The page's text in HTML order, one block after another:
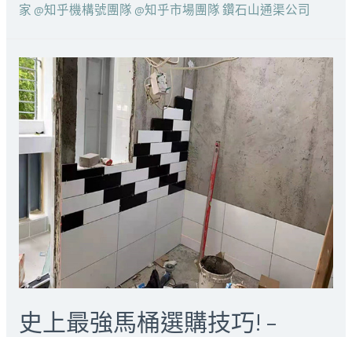
家 @知乎機構號團隊 @知乎市場團隊 鑽石山通渠公司
史上最強馬桶選購技巧! –